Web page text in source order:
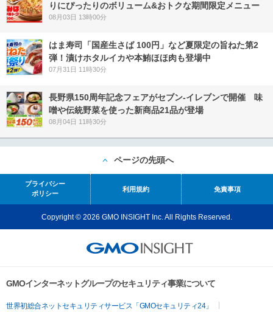
りにぴったりのボリューム&おトクな期間限定メニュー
08月03日 13時00分
はま寿司「国産生さば 100円」など夏限定の旨ねた第2
弾！漬けホタルイカや本鮪ほほ肉も登場中
07月31日 11時30分
長野県150周年記念フェアがセブン-イレブンで開催 味
噌や伝統野菜を使った新商品21品が登場
08月04日 11時30分
ページの先頭へ
プライバシー
ポリシー
利用規約 免責事項
Copyright © 2026 GMO INSIGHT Inc. All Rights Reserved.
GMOインターネットグループのセキュリティ事業について
世界初総合ネットセキュリティサービス「GMOセキュリティ24」